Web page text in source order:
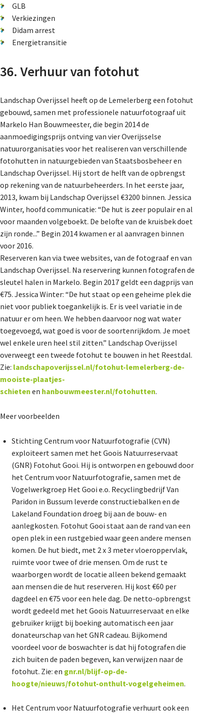
GLB
Verkiezingen
Didam arrest
Energietransitie
36. Verhuur van fotohut
Landschap Overijssel heeft op de Lemelerberg een fotohut
gebouwd, samen met professionele natuurfotograaf uit
Markelo Han Bouwmeester, die begin 2014 de
aanmoedigingsprijs ontving van vier Overijsselse
natuurorganisaties voor het realiseren van verschillende
fotohutten in natuurgebieden van Staatsbosbeheer en
Landschap Overijssel. Hij stort de helft van de opbrengst
op rekening van de natuurbeheerders. In het eerste jaar,
2013, kwam bij Landschap Overijssel €3200 binnen. Jessica
Winter, hoofd communicatie: “De hut is zeer populair en al
voor maanden volgeboekt. De belofte van de kruisbek doet
zijn ronde...” Begin 2014 kwamen er al aanvragen binnen
voor 2016.
Reserveren kan via twee websites, van de fotograaf en van
Landschap Overijssel. Na reservering kunnen fotografen de
sleutel halen in Markelo. Begin 2017 geldt een dagprijs van
€75. Jessica Winter: “De hut staat op een geheime plek die
niet voor publiek toegankelijk is. Er is veel variatie in de
natuur er om heen. We hebben daarvoor nog wat water
toegevoegd, wat goed is voor de soortenrijkdom. Je moet
wel enkele uren heel stil zitten.” Landschap Overijssel
overweegt een tweede fotohut te bouwen in het Reestdal.
Zie: landschapoverijssel.nl/fotohut-lemelerberg-de-
mooiste-plaatjes-
schieten en hanbouwmeester.nl/fotohutten.
Meer voorbeelden
Stichting Centrum voor Natuurfotografie (CVN)
exploiteert samen met het Goois Natuurreservaat
(GNR) Fotohut Gooi. Hij is ontworpen en gebouwd door
het Centrum voor Natuurfotografie, samen met de
Vogelwerkgroep Het Gooi e.o. Recyclingbedrijf Van
Paridon in Bussum leverde constructiebalken en de
Lakeland Foundation droeg bij aan de bouw- en
aanlegkosten. Fotohut Gooi staat aan de rand van een
open plek in een rustgebied waar geen andere mensen
komen. De hut biedt, met 2 x 3 meter vloeroppervlak,
ruimte voor twee of drie mensen. Om de rust te
waarborgen wordt de locatie alleen bekend gemaakt
aan mensen die de hut reserveren. Hij kost €60 per
dagdeel en €75 voor een hele dag. De netto-opbrengst
wordt gedeeld met het Goois Natuurreservaat en elke
gebruiker krijgt bij boeking automatisch een jaar
donateurschap van het GNR cadeau. Bijkomend
voordeel voor de boswachter is dat hij fotografen die
zich buiten de paden begeven, kan verwijzen naar de
fotohut. Zie: en gnr.nl/blijf-op-de-
hoogte/nieuws/fotohut-onthult-vogelgeheimen.
Het Centrum voor Natuurfotografie verhuurt ook een